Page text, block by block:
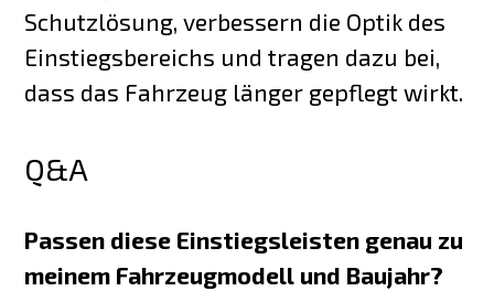
Schutzlösung, verbessern die Optik des
Einstiegsbereichs und tragen dazu bei,
dass das Fahrzeug länger gepflegt wirkt.
Q&A
Passen diese Einstiegsleisten genau zu
meinem Fahrzeugmodell und Baujahr?